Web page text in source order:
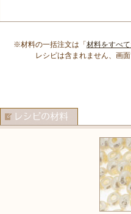
※材料の一括注文は「材料をすべ
レシピは含まれません、画